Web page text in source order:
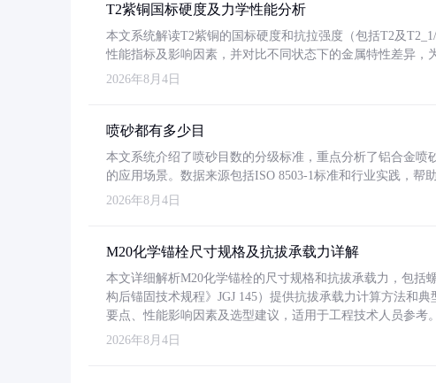
T2紫铜国标硬度及力学性能分析
本文系统解读T2紫铜的国标硬度和抗拉强度（包括T2及
性能指标及影响因素，并对比不同状态下的金属特性差异，
2026年8月4日
喷砂都有多少目
本文系统介绍了喷砂目数的分级标准，重点分析了铝合金喷
的应用场景。数据来源包括ISO 8503-1标准和行业实践，帮
2026年8月4日
M20化学锚栓尺寸规格及抗拔承载力详解
本文详细解析M20化学锚栓的尺寸规格和抗拔承载力，包
构后锚固技术规程》JGJ 145）提供抗拔承载力计算方法和
要点、性能影响因素及选型建议，适用于工程技术人员参考。
2026年8月4日